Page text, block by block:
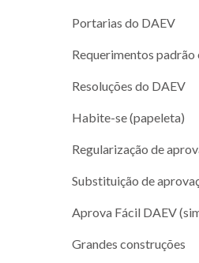
Portarias do DAEV
Requerimentos
Resoluções do DAEV
Habite-se (papeleta)
Regularização de
Substituição de
Aprova Fácil DAEV
Grandes construções